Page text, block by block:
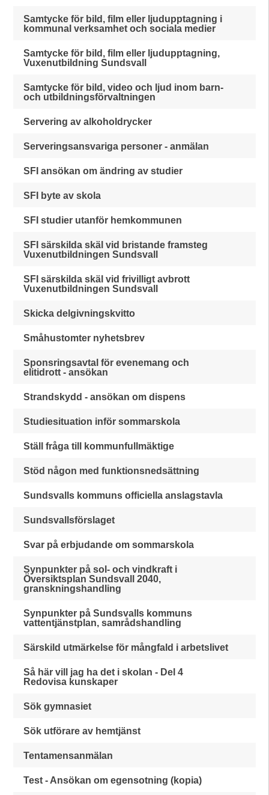
Samtycke för bild, film eller ljudupptagning i
kommunal verksamhet och sociala medier
Samtycke för bild, film eller ljudupptagning,
Vuxenutbildning Sundsvall
Samtycke för bild, video och ljud inom barn-
och utbildningsförvaltningen
Servering av alkoholdrycker
Serveringsansvariga personer - anmälan
SFI ansökan om ändring av studier
SFI byte av skola
SFI studier utanför hemkommunen
SFI särskilda skäl vid bristande framsteg
Vuxenutbildningen Sundsvall
SFI särskilda skäl vid frivilligt avbrott
Vuxenutbildningen Sundsvall
Skicka delgivningskvitto
Småhustomter nyhetsbrev
Sponsringsavtal för evenemang och
elitidrott - ansökan
Strandskydd - ansökan om dispens
Studiesituation inför sommarskola
Ställ fråga till kommunfullmäktige
Stöd någon med funktionsnedsättning
Sundsvalls kommuns officiella anslagstavla
Sundsvallsförslaget
Svar på erbjudande om sommarskola
Synpunkter på sol- och vindkraft i
Översiktsplan Sundsvall 2040,
granskningshandling
Synpunkter på Sundsvalls kommuns
vattentjänstplan, samrådshandling
Särskild utmärkelse för mångfald i arbetslivet
Så här vill jag ha det i skolan - Del 4
Redovisa kunskaper
Sök gymnasiet
Sök utförare av hemtjänst
Tentamensanmälan
Test - Ansökan om egensotning (kopia)